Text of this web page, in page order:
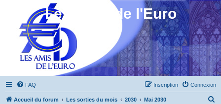
Les Amis de l'Euro
FAQ Connexion
Inscription
Accueil du forum Les sorties du mois 2030 Mai 2030